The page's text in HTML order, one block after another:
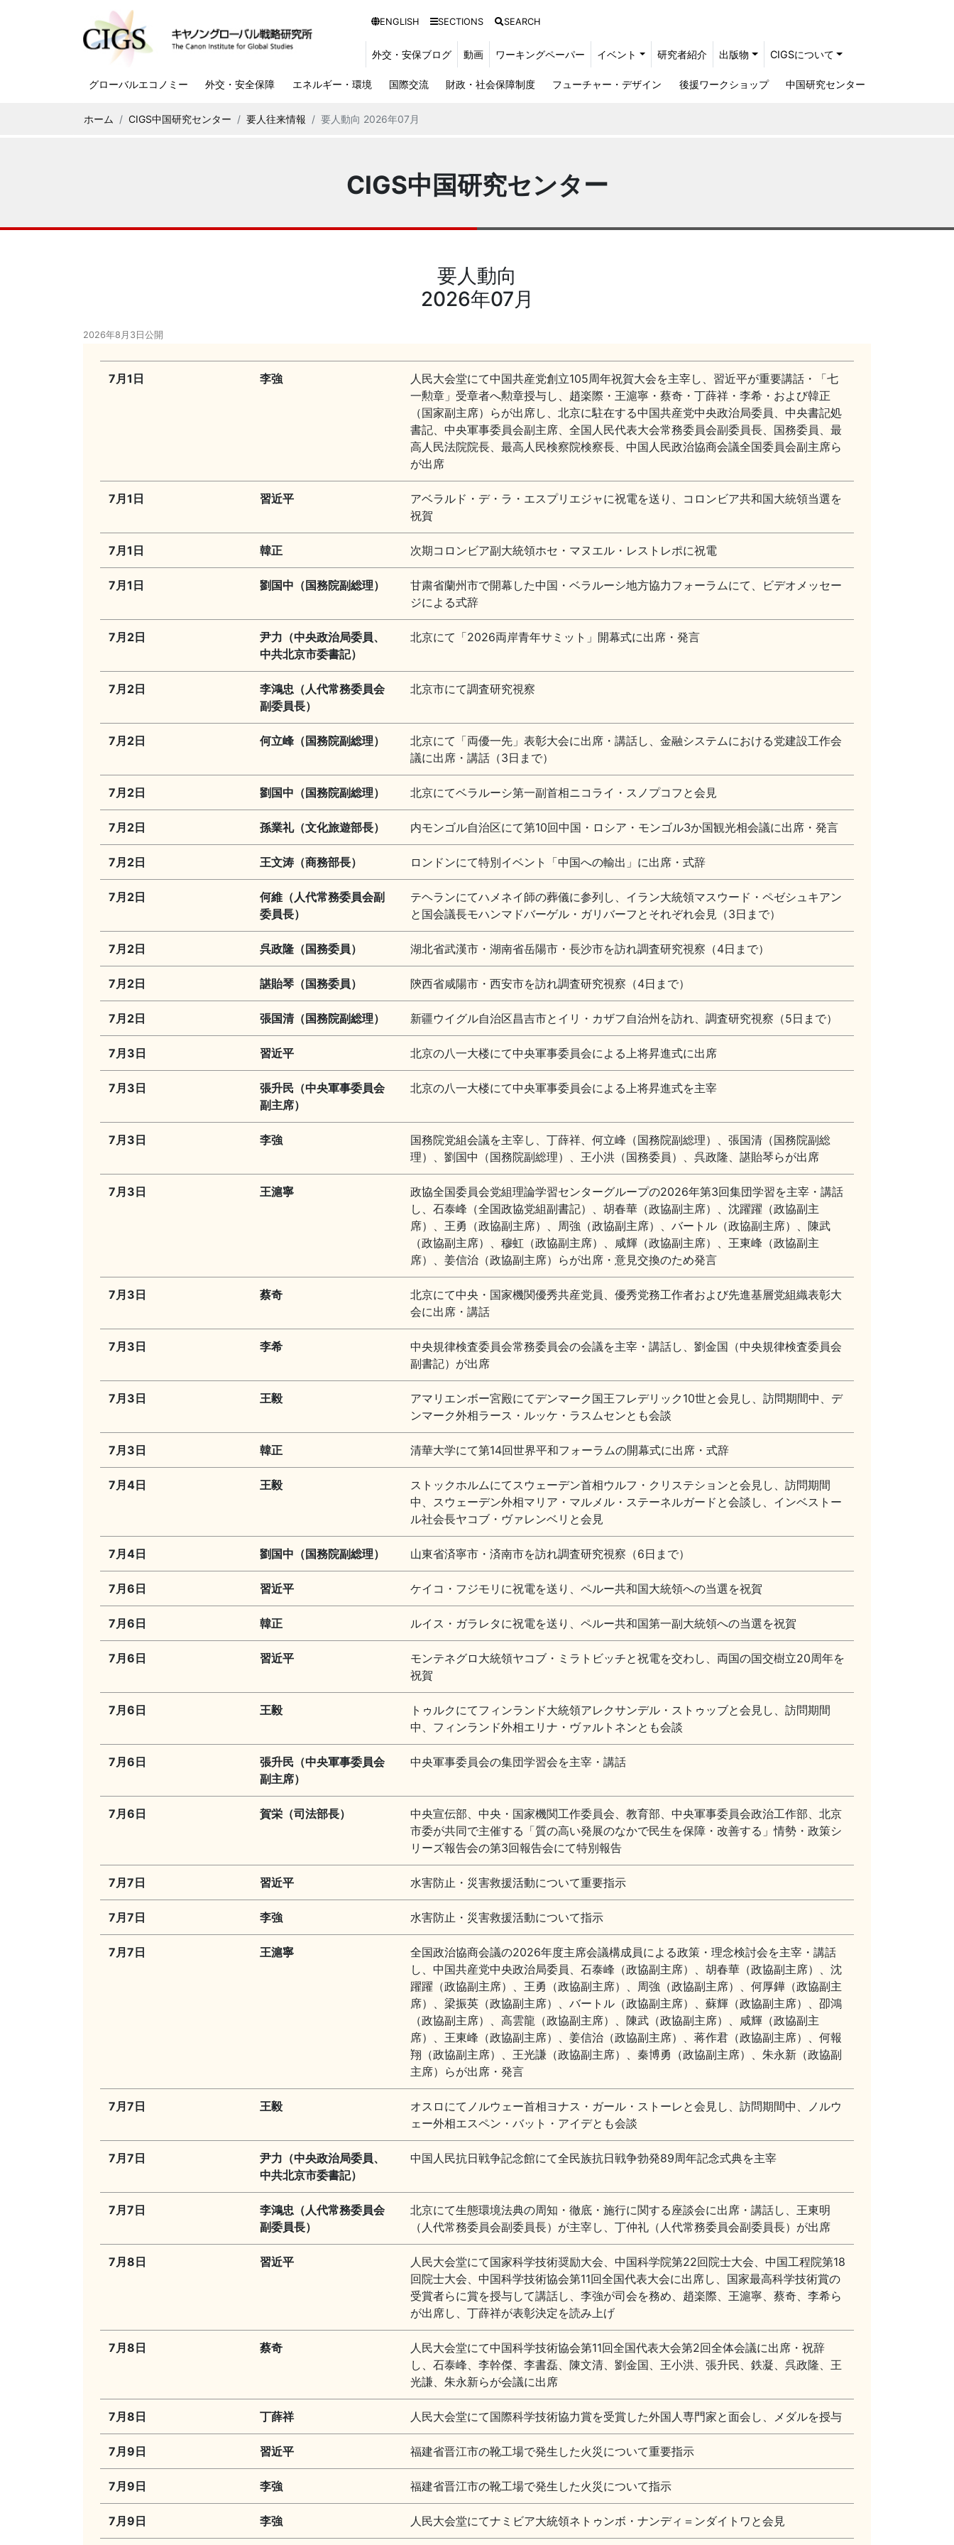
ENGLISH SECTIONS SEARCH
外交・安保ブログ 動画 ワーキングペーパー イベント 研究者紹介 出版物 CIGSについて
グローバルエコノミー 外交・安全保障 エネルギー・環境 国際交流 財政・社会保障制度 フューチャー・デザイン 後援ワークショップ 中国研究センター
ホーム CIGS中国研究センター 要人往来情報 要人動向 2026年07月
CIGS中国研究センター
要人動向
2026年07月
2026年8月3日公開
7月1日 李強
人民大会堂にて中国共産党創立105周年祝賀大会を主宰し、習近平が重要講話・「七
一勲章」受章者へ勲章授与し、趙楽際・王滬寧・蔡奇・丁薛祥・李希・および韓正
（国家副主席）らが出席し、北京に駐在する中国共産党中央政治局委員、中央書記処
書記、中央軍事委員会副主席、全国人民代表大会常務委員会副委員長、国務委員、最
高人民法院院長、最高人民検察院検察長、中国人民政治協商会議全国委員会副主席ら
が出席
7月1日 習近平
アベラルド・デ・ラ・エスプリエジャに祝電を送り、コロンビア共和国大統領当選を
祝賀
7月1日 韓正 次期コロンビア副大統領ホセ・マヌエル・レストレポに祝電
7月1日 劉国中（国務院副総理）
甘粛省蘭州市で開幕した中国・ベラルーシ地方協力フォーラムにて、ビデオメッセー
ジによる式辞
7月2日
尹力（中央政治局委員、
中共北京市委書記）
北京にて「2026両岸青年サミット」開幕式に出席・発言
7月2日
李鴻忠（人代常務委員会
副委員長）
北京市にて調査研究視察
7月2日 何立峰（国務院副総理）
北京にて「両優一先」表彰大会に出席・講話し、金融システムにおける党建設工作会
議に出席・講話（3日まで）
7月2日 劉国中（国務院副総理） 北京にてベラルーシ第一副首相ニコライ・スノプコフと会見
7月2日 孫業礼（文化旅遊部長） 内モンゴル自治区にて第10回中国・ロシア・モンゴル3か国観光相会議に出席・発言
7月2日 王文涛（商務部長） ロンドンにて特別イベント「中国への輸出」に出席・式辞
7月2日
何維（人代常務委員会副
委員長）
テヘランにてハメネイ師の葬儀に参列し、イラン大統領マスウード・ペゼシュキアン
と国会議長モハンマドバーゲル・ガリバーフとそれぞれ会見（3日まで）
7月2日 呉政隆（国務委員） 湖北省武漢市・湖南省岳陽市・長沙市を訪れ調査研究視察（4日まで）
7月2日 諶貽琴（国務委員） 陝西省咸陽市・西安市を訪れ調査研究視察（4日まで）
7月2日 張国清（国務院副総理） 新疆ウイグル自治区昌吉市とイリ・カザフ自治州を訪れ、調査研究視察（5日まで）
7月3日 習近平 北京の八一大楼にて中央軍事委員会による上将昇進式に出席
7月3日
張升民（中央軍事委員会
副主席）
北京の八一大楼にて中央軍事委員会による上将昇進式を主宰
7月3日 李強
国務院党組会議を主宰し、丁薛祥、何立峰（国務院副総理）、張国清（国務院副総
理）、劉国中（国務院副総理）、王小洪（国務委員）、呉政隆、諶貽琴らが出席
7月3日 王滬寧
政協全国委員会党組理論学習センターグループの2026年第3回集団学習を主宰・講話
し、石泰峰（全国政協党組副書記）、胡春華（政協副主席）、沈躍躍（政協副主
席）、王勇（政協副主席）、周強（政協副主席）、バートル（政協副主席）、陳武
（政協副主席）、穆虹（政協副主席）、咸輝（政協副主席）、王東峰（政協副主
席）、姜信治（政協副主席）らが出席・意見交換のため発言
7月3日 蔡奇
北京にて中央・国家機関優秀共産党員、優秀党務工作者および先進基層党組織表彰大
会に出席・講話
7月3日 李希
中央規律検査委員会常務委員会の会議を主宰・講話し、劉金国（中央規律検査委員会
副書記）が出席
7月3日 王毅
アマリエンボー宮殿にてデンマーク国王フレデリック10世と会見し、訪問期間中、デ
ンマーク外相ラース・ルッケ・ラスムセンとも会談
7月3日 韓正 清華大学にて第14回世界平和フォーラムの開幕式に出席・式辞
7月4日 王毅
ストックホルムにてスウェーデン首相ウルフ・クリステションと会見し、訪問期間
中、スウェーデン外相マリア・マルメル・ステーネルガードと会談し、インベストー
ル社会長ヤコブ・ヴァレンベリと会見
7月4日 劉国中（国務院副総理） 山東省済寧市・済南市を訪れ調査研究視察（6日まで）
7月6日 習近平 ケイコ・フジモリに祝電を送り、ペルー共和国大統領への当選を祝賀
7月6日 韓正 ルイス・ガラレタに祝電を送り、ペルー共和国第一副大統領への当選を祝賀
7月6日 習近平
モンテネグロ大統領ヤコブ・ミラトビッチと祝電を交わし、両国の国交樹立20周年を
祝賀
7月6日 王毅
トゥルクにてフィンランド大統領アレクサンデル・ストゥッブと会見し、訪問期間
中、フィンランド外相エリナ・ヴァルトネンとも会談
7月6日
張升民（中央軍事委員会
副主席）
中央軍事委員会の集団学習会を主宰・講話
7月6日 賀栄（司法部長）
中央宣伝部、中央・国家機関工作委員会、教育部、中央軍事委員会政治工作部、北京
市委が共同で主催する「質の高い発展のなかで民生を保障・改善する」情勢・政策シ
リーズ報告会の第3回報告会にて特別報告
7月7日 習近平 水害防止・災害救援活動について重要指示
7月7日 李強 水害防止・災害救援活動について指示
7月7日 王滬寧
全国政治協商会議の2026年度主席会議構成員による政策・理念検討会を主宰・講話
し、中国共産党中央政治局委員、石泰峰（政協副主席）、胡春華（政協副主席）、沈
躍躍（政協副主席）、王勇（政協副主席）、周強（政協副主席）、何厚鏵（政協副主
席）、梁振英（政協副主席）、バートル（政協副主席）、蘇輝（政協副主席）、卲鴻
（政協副主席）、高雲龍（政協副主席）、陳武（政協副主席）、咸輝（政協副主
席）、王東峰（政協副主席）、姜信治（政協副主席）、蒋作君（政協副主席）、何報
翔（政協副主席）、王光謙（政協副主席）、秦博勇（政協副主席）、朱永新（政協副
主席）らが出席・発言
7月7日 王毅
オスロにてノルウェー首相ヨナス・ガール・ストーレと会見し、訪問期間中、ノルウ
ェー外相エスペン・バット・アイデとも会談
7月7日
尹力（中央政治局委員、
中共北京市委書記）
中国人民抗日戦争記念館にて全民族抗日戦争勃発89周年記念式典を主宰
7月7日
李鴻忠（人代常務委員会
副委員長）
北京にて生態環境法典の周知・徹底・施行に関する座談会に出席・講話し、王東明
（人代常務委員会副委員長）が主宰し、丁仲礼（人代常務委員会副委員長）が出席
7月8日 習近平
人民大会堂にて国家科学技術奨励大会、中国科学院第22回院士大会、中国工程院第18
回院士大会、中国科学技術協会第11回全国代表大会に出席し、国家最高科学技術賞の
受賞者らに賞を授与して講話し、李強が司会を務め、趙楽際、王滬寧、蔡奇、李希ら
が出席し、丁薛祥が表彰決定を読み上げ
7月8日 蔡奇
人民大会堂にて中国科学技術協会第11回全国代表大会第2回全体会議に出席・祝辞
し、石泰峰、李幹傑、李書磊、陳文清、劉金国、王小洪、張升民、鉄凝、呉政隆、王
光謙、朱永新らが会議に出席
7月8日 丁薛祥 人民大会堂にて国際科学技術協力賞を受賞した外国人専門家と面会し、メダルを授与
7月9日 習近平 福建省晋江市の靴工場で発生した火災について重要指示
7月9日 李強 福建省晋江市の靴工場で発生した火災について指示
7月9日 李強 人民大会堂にてナミビア大統領ネトゥンボ・ナンディ＝ンダイトワと会見